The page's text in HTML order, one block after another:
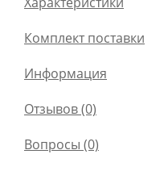
Комплект поставки
Информация
Отзывов (0)
Вопросы (0)